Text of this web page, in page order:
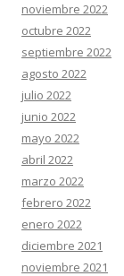
noviembre 2022
octubre 2022
septiembre 2022
agosto 2022
julio 2022
junio 2022
mayo 2022
abril 2022
marzo 2022
febrero 2022
enero 2022
diciembre 2021
noviembre 2021